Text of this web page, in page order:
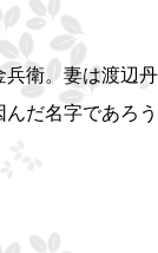
衛。妻は渡辺
だ名字であろう